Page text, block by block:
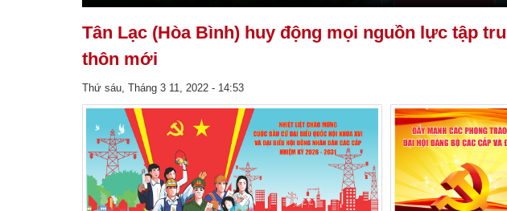
Tân Lạc (Hòa Bình) huy động mọi nguồn lực tập
thôn mới
Thứ sáu, Tháng 3 11, 2022 - 14:53